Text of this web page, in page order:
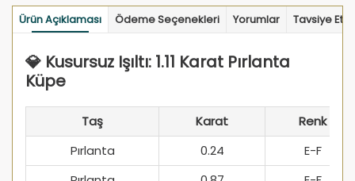
Ürün Açıklaması Ödeme Seçenekleri Yorumlar Tavsiye Et
💎 Kusursuz Işıltı: 1.11 Karat Pırlanta
Küpe
Taş Karat
Renk
Pırlanta
0.24
E-F